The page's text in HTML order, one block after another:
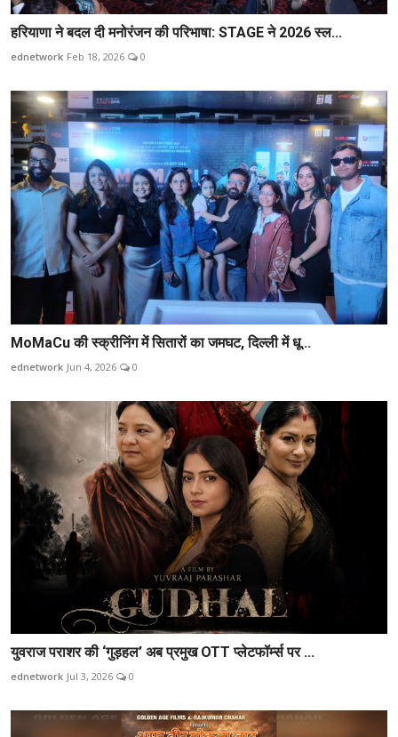
हरियाणा ने बदल दी मनोरंजन की परिभाषा: STAGE ने 2026 स्ल...
ednetwork Feb 18, 2026 0
MoMaCu की स्क्रीनिंग में सितारों का जमघट, दिल्ली में धू...
ednetwork Jun 4, 2026 0
युवराज पराशर की ‘गुड़हल’ अब प्रमुख OTT प्लेटफॉर्म्स पर ...
ednetwork Jul 3, 2026 0